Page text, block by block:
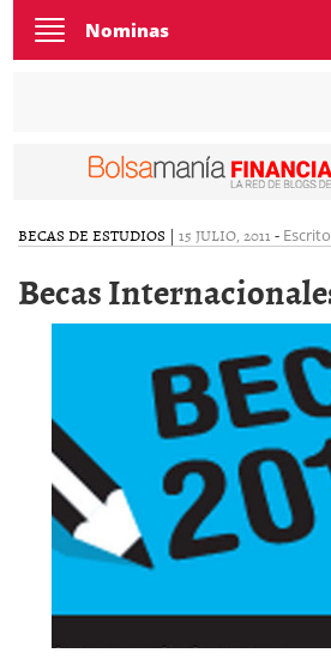
Toggle
navigation
Nominas
BECAS DE ESTUDIOS | 15 JULIO, 2011 -
Becas